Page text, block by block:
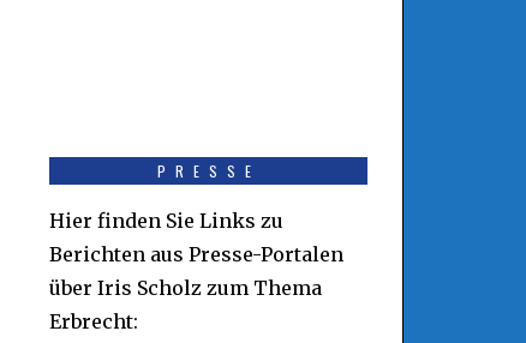
PRESSE
Hier finden Sie Links zu
Berichten aus Presse-Portalen
über Iris Scholz zum Thema
Erbrecht: